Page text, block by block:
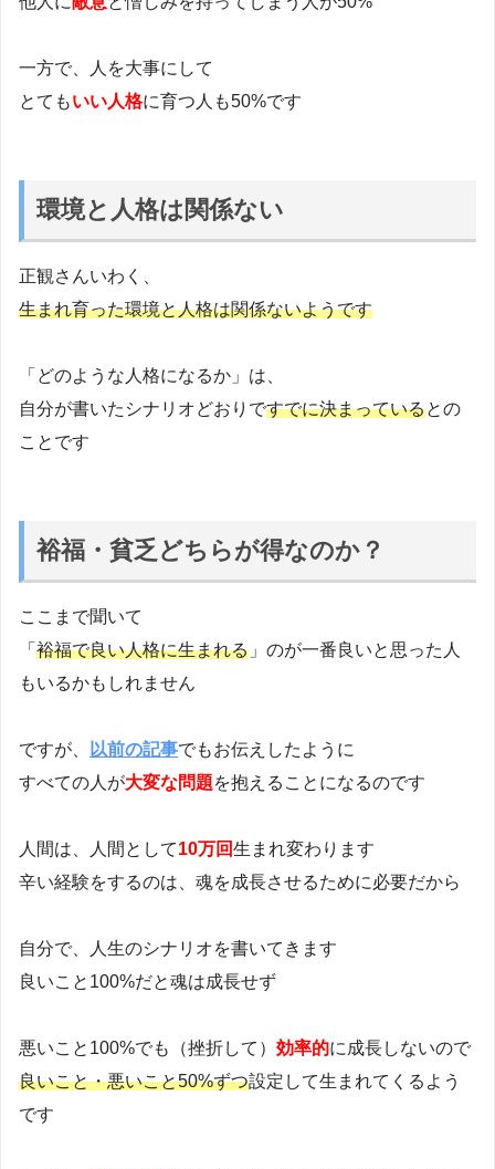
一方で、人を大事にして
とてもいい人格に育つ人も50%です
環境と人格は関係ない
正観さんいわく、
生まれ育った環境と人格は関係ないようです
「どのような人格になるか」は、
自分が書いたシナリオどおりですでに決まっているとの
ことです
裕福・貧乏どちらが得なのか？
ここまで聞いて
「 裕福で良い人格に生まれる 」のが一番良いと思った人
もいるかもしれません
ですが、 以前の記事でもお伝えしたように
すべての人が大変な問題を抱えることになるのです
人間は、人間として10万回生まれ変わります
辛い経験をするのは、魂を成長させるために必要だから
自分で、人生のシナリオを書いてきます
良いこと100%だと魂は成長せず
悪いこと100%でも（挫折して） 効率的に成長しないので
良いこと・悪いこと50%ずつ設定して生まれてくるよう
です